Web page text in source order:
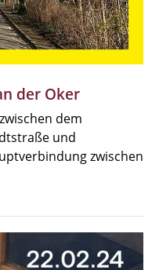
der Oker
dem
und
zwischen